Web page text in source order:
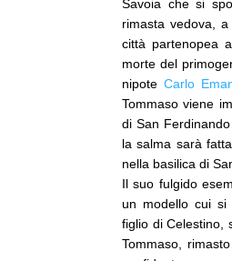
Savoia che si
rimasta vedova,
città partenopea
morte del
nipote Carlo
Tommaso viene
di San
la salma sarà
nella basilica di
Il suo fulgido
un modello cui si
figlio di Celestino,
Tommaso,